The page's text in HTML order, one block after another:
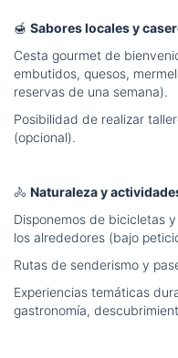
🍯 Sabores locales y
Cesta gourmet de
embutidos, quesos,
reservas de una semana).
Posibilidad de realizar
(opcional).
🚴 Naturaleza y
Disponemos de bicicletas
los alrededores (bajo
Rutas de senderismo y
Experiencias temáticas
gastronomía,